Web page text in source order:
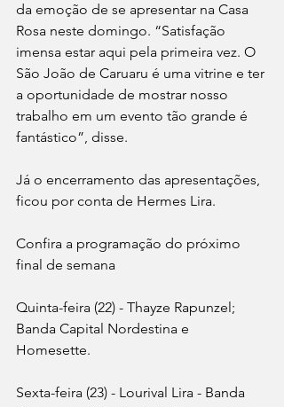
da emoção de se apresentar na Casa
Rosa neste domingo. “Satisfação
imensa estar aqui pela primeira vez. O
São João de Caruaru é uma vitrine e ter
a oportunidade de mostrar nosso
trabalho em um evento tão grande é
fantástico”, disse.
Já o encerramento das apresentações,
ficou por conta de Hermes Lira.
Confira a programação do próximo
final de semana
Quinta-feira (22) - Thayze Rapunzel;
Banda Capital Nordestina e
Homesette.
Sexta-feira (23) - Lourival Lira - Banda